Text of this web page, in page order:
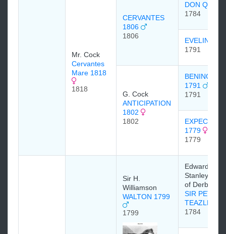
Mr. Cock
Cervantes
Mare 1818
1818
CERVANTES
1806
1806
DON
1784
EVELINA
1791
G. Cock
ANTICIPATION
1802
1802
1791
1791
1779
1779
Sir H.
Williamson
WALTON 1799
1799
Edward
Stanley,
of Derby
SIR PETER
TEAZLE
1784